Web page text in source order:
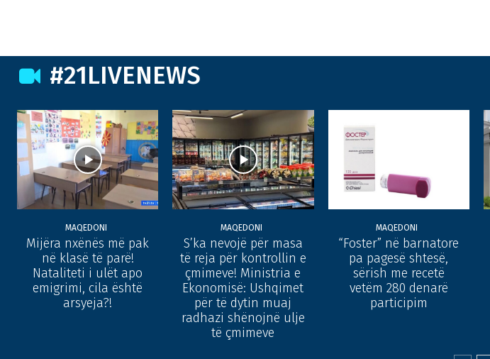
#21LIVENEWS
MAQEDONI
Mijëra nxënës më pak
në klasë të parë!
Nataliteti i ulët apo
emigrimi, cila është
arsyeja?!
MAQEDONI
S’ka nevojë për masa
të reja për kontrollin e
çmimeve! Ministria e
Ekonomisë: Ushqimet
për të dytin muaj
radhazi shënojnë ulje
të çmimeve
MAQEDONI
“Foster” në barnatore
pa pagesë shtesë,
sërish me recetë
vetëm 280 denarë
participim